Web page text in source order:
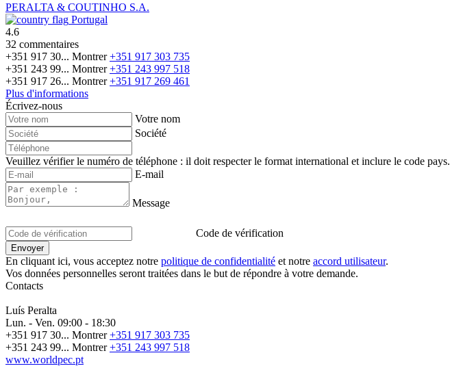
PERALTA & COUTINHO S.A.
Portugal
4.6
32 commentaires
+351 917 30... Montrer+351 917 303 735
+351 243 99... Montrer+351 243 997 518
+351 917 26... Montrer+351 917 269 461
Plus d'informations
Écrivez-nous
Votre nom
Société
Veuillez vérifier le numéro de téléphone : il doit respecter le format international et inclure le code pays.
E-mail
Message
Code de vérification
En cliquant ici, vous acceptez notre politique de confidentialité et notre accord utilisateur.
Vos données personnelles seront traitées dans le but de répondre à votre demande.
Contacts
Luís Peralta
Lun. - Ven. 09:00 - 18:30
+351 917 30... Montrer+351 917 303 735
+351 243 99... Montrer+351 243 997 518
www.worldpec.pt